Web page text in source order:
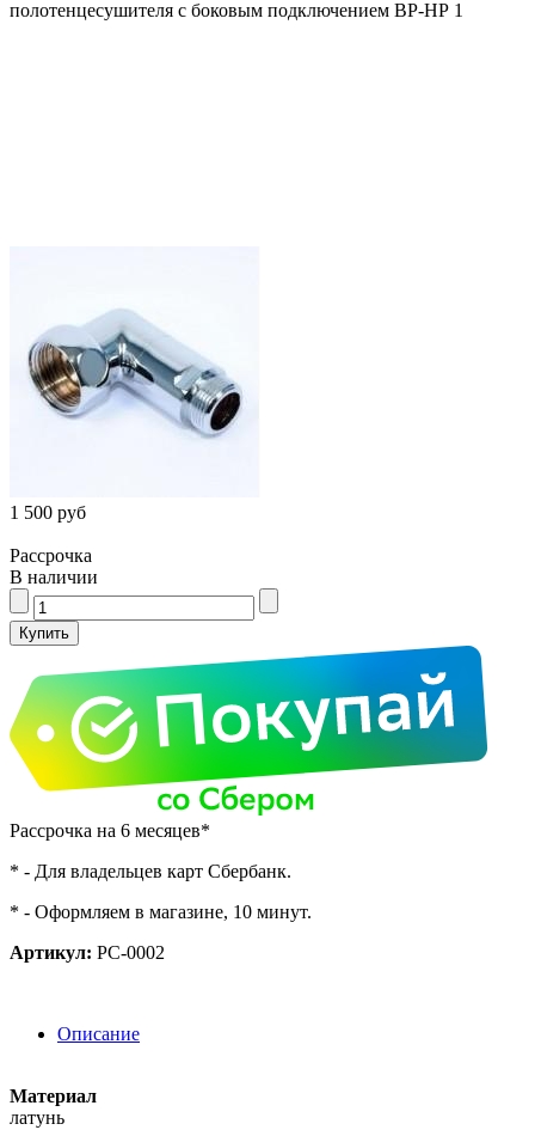
полотенцесушителя с боковым подключением ВР-НР 1
1 500 руб
Рассрочка
В наличии
Рассрочка на 6 месяцев*
* - Для владельцев карт Сбербанк.
* - Оформляем в магазине, 10 минут.
Артикул: PC-0002
Описание
Материал
латунь